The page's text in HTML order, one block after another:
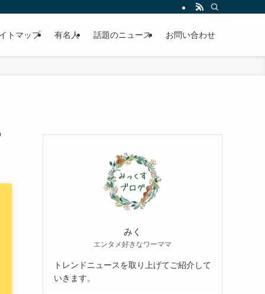
トマップ 有名人 話題のニュース お問い合わせ
みく
エンタメ好きなワーママ
トレンドニュースを取り上げてご紹介して
いきます。